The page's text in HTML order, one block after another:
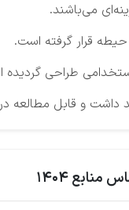
می‌باشند.
قرار گرفته است.
طراحی
و قابل مطالعه